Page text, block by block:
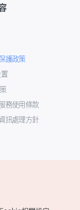
護政策
務使用條款
訊處理方針